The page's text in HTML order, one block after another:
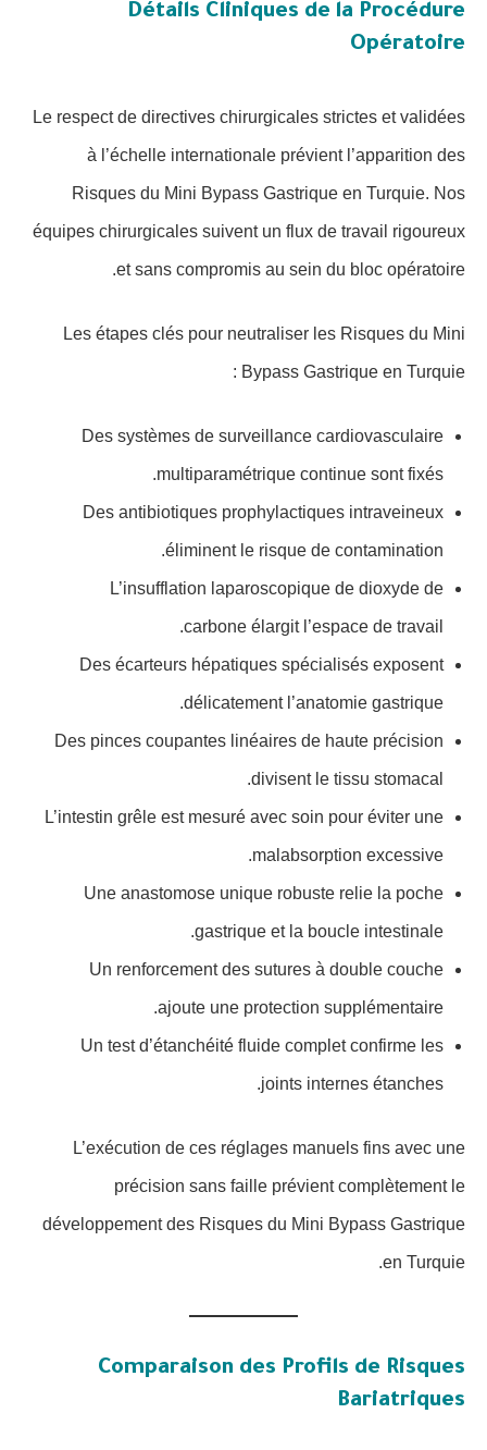
Détails Cliniques de la Procédure
Opératoire
Le respect de directives chirurgicales strictes et validées
à l’échelle internationale prévient l’apparition des
Risques du Mini Bypass Gastrique en Turquie. Nos
équipes chirurgicales suivent un flux de travail rigoureux
et sans compromis au sein du bloc opératoire.
Les étapes clés pour neutraliser les Risques du Mini
Bypass Gastrique en Turquie :
Des systèmes de surveillance cardiovasculaire
multiparamétrique continue sont fixés.
Des antibiotiques prophylactiques intraveineux
éliminent le risque de contamination.
L’insufflation laparoscopique de dioxyde de
carbone élargit l’espace de travail.
Des écarteurs hépatiques spécialisés exposent
délicatement l’anatomie gastrique.
Des pinces coupantes linéaires de haute précision
divisent le tissu stomacal.
L’intestin grêle est mesuré avec soin pour éviter une
malabsorption excessive.
Une anastomose unique robuste relie la poche
gastrique et la boucle intestinale.
Un renforcement des sutures à double couche
ajoute une protection supplémentaire.
Un test d’étanchéité fluide complet confirme les
joints internes étanches.
L’exécution de ces réglages manuels fins avec une
précision sans faille prévient complètement le
développement des Risques du Mini Bypass Gastrique
en Turquie.
Comparaison des Profils de Risques
Bariatriques